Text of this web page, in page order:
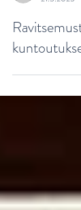
linda105
21.3.2025